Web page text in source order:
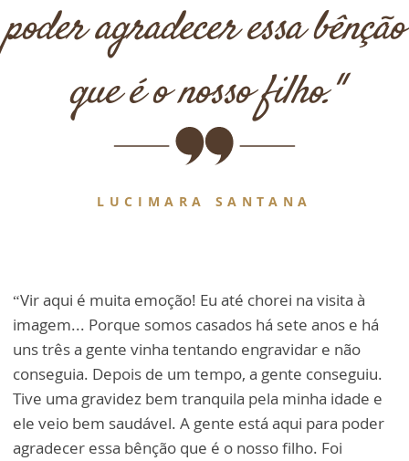
poder agradecer essa bênção
que é o nosso filho."
LUCIMARA SANTANA
“Vir aqui é muita emoção! Eu até chorei na visita à
imagem... Porque somos casados há sete anos e há
uns três a gente vinha tentando engravidar e não
conseguia. Depois de um tempo, a gente conseguiu.
Tive uma gravidez bem tranquila pela minha idade e
ele veio bem saudável. A gente está aqui para poder
agradecer essa bênção que é o nosso filho. Foi